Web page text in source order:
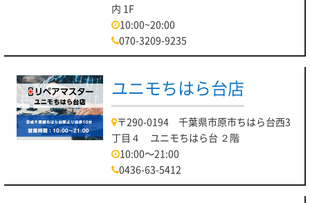
内 1F
10:00~20:00
070-3209-9235
ユニモちはら台店
〒290-0194 千葉県市原市ちはら台西3
丁目４ ユニモちはら台 ２階
10:00～21:00
0436-63-5412